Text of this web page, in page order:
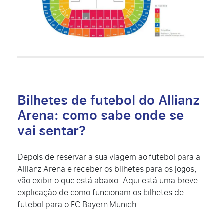
Bilhetes de futebol do Allianz
Arena: como sabe onde se
vai sentar?
Depois de reservar a sua viagem ao futebol para a
Allianz Arena e receber os bilhetes para os jogos,
vão exibir o que está abaixo. Aqui está uma breve
explicação de como funcionam os bilhetes de
futebol para o FC Bayern Munich.